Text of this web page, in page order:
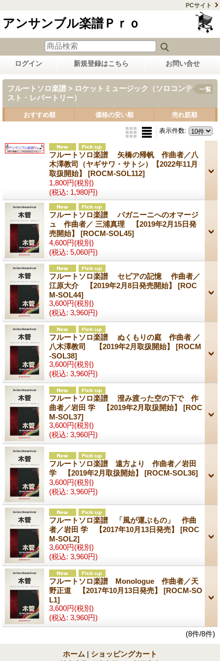
PCサイト
アンサンブル楽譜Ｐｒｏ
ログイン 新規登録はこちら お問い合せ
フルートソロ楽譜 > ロケットミュージック（ソロコンテ
スト・レパートリー）
一覧
おすすめ順 価格の安い順 売れ筋順
表示件数:
フルートソロ楽譜 矢橋の帰帆 作曲者／八
木澤教司（ヤギサワ・サトシ）【2022年11月
取扱開始】 [ROCM-SOL112]
1,800円(税別)
(税込: 1,980円)
フルートソロ楽譜 パガニーニへのオマージ
ュ 作曲者／ 三浦真理 【2019年2月15日発
売開始】 [ROCM-SOL45]
4,600円(税別)
(税込: 5,060円)
フルートソロ楽譜 セピアの記憶 作曲者／
江原大介 【2019年2月8日発売開始】 [ROC
M-SOL44]
3,600円(税別)
(税込: 3,960円)
フルートソロ楽譜 ぬくもりの庭 作曲者 ／
八木澤教司 【2019年2月取扱開始】 [ROCM
-SOL38]
3,600円(税別)
(税込: 3,960円)
フルートソロ楽譜 澄み渡った空の下で 作
曲者／岩田 学 【2019年2月取扱開始】 [ROC
M-SOL37]
3,600円(税別)
(税込: 3,960円)
フルートソロ楽譜 遠方より 作曲者／岩田
学 【2019年2月取扱開始】 [ROCM-SOL36]
3,600円(税別)
(税込: 3,960円)
フルートソロ楽譜 「風が運ぶもの」 作曲
者／岩田 学 【2017年10月13日発売】 [ROC
M-SOL2]
3,600円(税別)
(税込: 3,960円)
フルートソロ楽譜 Monologue 作曲者／天
野正道 【2017年10月13日発売】 [ROCM-SO
L1]
3,600円(税別)
(税込: 3,960円)
(8件/8件)
ホーム | ショッピングカート